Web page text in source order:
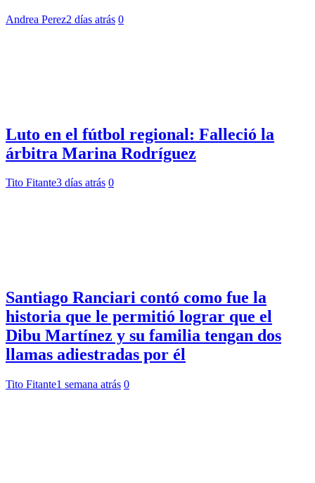
Andrea Perez2 días atrás 0
Luto en el fútbol regional: Falleció la
árbitra Marina Rodríguez
Tito Fitante3 días atrás 0
Santiago Ranciari contó como fue la
historia que le permitió lograr que el
Dibu Martínez y su familia tengan dos
llamas adiestradas por él
Tito Fitante1 semana atrás 0